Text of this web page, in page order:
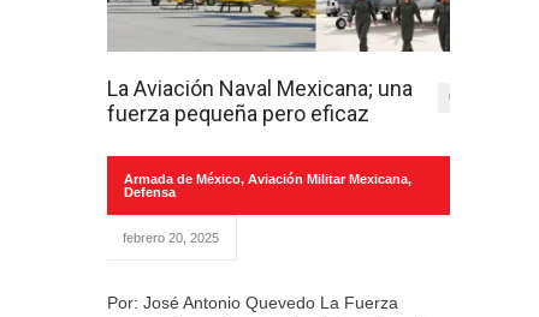
La Aviación Naval Mexicana; una
fuerza pequeña pero eficaz
0
Armada de México, Aviación Militar Mexicana,
Defensa
febrero 20, 2025
Por: José Antonio Quevedo La Fuerza